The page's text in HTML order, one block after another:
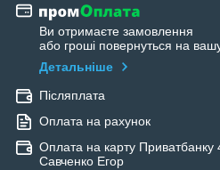
Ви отримаєте замовлення
або гроші повернуться на
Детальніше
Післяплата
Оплата на рахунок
Оплата на карту
Савченко Егор